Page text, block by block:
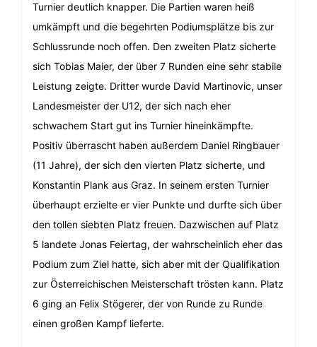
Turnier deutlich knapper. Die Partien waren heiß
umkämpft und die begehrten Podiumsplätze bis zur
Schlussrunde noch offen. Den zweiten Platz sicherte
sich Tobias Maier, der über 7 Runden eine sehr stabile
Leistung zeigte. Dritter wurde David Martinovic, unser
Landesmeister der U12, der sich nach eher
schwachem Start gut ins Turnier hineinkämpfte.
Positiv überrascht haben außerdem Daniel Ringbauer
(11 Jahre), der sich den vierten Platz sicherte, und
Konstantin Plank aus Graz. In seinem ersten Turnier
überhaupt erzielte er vier Punkte und durfte sich über
den tollen siebten Platz freuen. Dazwischen auf Platz
5 landete Jonas Feiertag, der wahrscheinlich eher das
Podium zum Ziel hatte, sich aber mit der Qualifikation
zur Österreichischen Meisterschaft trösten kann. Platz
6 ging an Felix Stögerer, der von Runde zu Runde
einen großen Kampf lieferte.